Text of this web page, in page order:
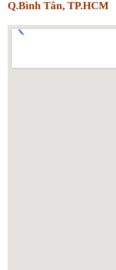
Q.Bình Tân, TP.HCM